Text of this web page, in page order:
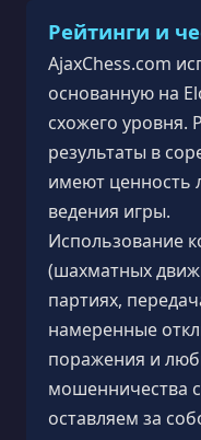
Рейтинги и
AjaxChess.com
основанную на
схожего уровня.
результаты в
имеют ценность
ведения игры.
Использование
(шахматных
партиях,
намеренные
поражения и
мошенничества
оставляем за